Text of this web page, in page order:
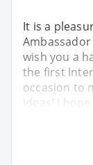
It is a
wish you a
the first
occasion to
ideas! I